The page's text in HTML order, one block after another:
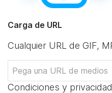
Carga de URL
Cualquier URL de GIF,
Condiciones y privacidad